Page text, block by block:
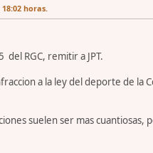
horas.
RGC, remitir a JPT.
a la ley del deporte de la
suelen ser mas